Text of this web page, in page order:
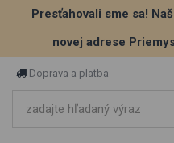
Presťahovali sme sa!
novej adrese
Doprava a platba